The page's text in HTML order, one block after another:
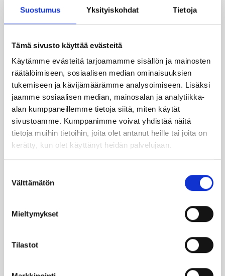
Suostumus Yksityiskohdat Tietoja
Tämä sivusto käyttää evästeitä
Käytämme evästeitä tarjoamamme sisällön ja mainosten
räätälöimiseen, sosiaalisen median ominaisuuksien
tukemiseen ja kävijämäärämme analysoimiseen. Lisäksi
jaamme sosiaalisen median, mainosalan ja analytiikka-
alan kumppaneillemme tietoja siitä, miten käytät
sivustoamme. Kumppanimme voivat yhdistää näitä
tietoja muihin tietoihin, joita olet antanut heille tai joita on
kerätty, kun olet käyttänyt heidän palvelujaan.
valinta
Välttämätön
Mieltymykset
Tilastot
TILAA UUTIS­KIR­JE
SUO­SIT­TE­LE KAVE­RIL­LE
Face­bookIns­ta­gram
Läm­möl­lä on ener­gia­te­hok­kuus­so­pi­mus
möl­lä-leh­ti uuti­soi ja taus­toit­taa ajan­koh­
Ker­rom­me öljy­läm­mit­tä­jien koke­muk­sis­ta